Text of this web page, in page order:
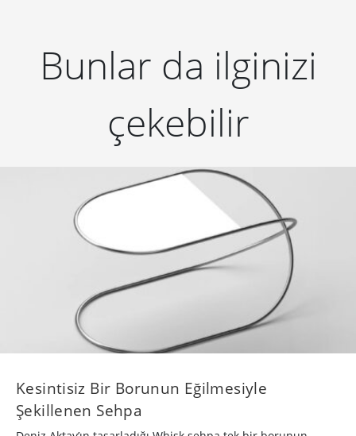
Bunlar da ilginizi
çekebilir
Kesintisiz Bir Borunun Eğilmesiyle
Şekillenen Sehpa